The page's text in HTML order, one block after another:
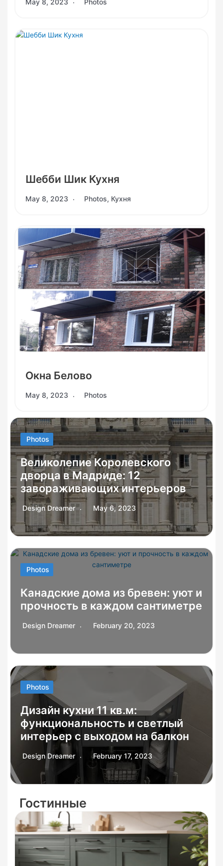
May 8, 2023 Photos
Шебби Шик Кухня
May 8, 2023 Photos, Кухня
Окна Белово
May 8, 2023 Photos
Photos
Великолепие Королевского
дворца в Мадриде: 12
завораживающих интерьеров
Design Dreamer May 6, 2023
Photos
Канадские дома из бревен: уют и
прочность в каждом сантиметре
Design Dreamer February 20, 2023
Photos
Дизайн кухни 11 кв.м:
функциональность и светлый
интерьер с выходом на балкон
Design Dreamer February 17, 2023
Гостинные